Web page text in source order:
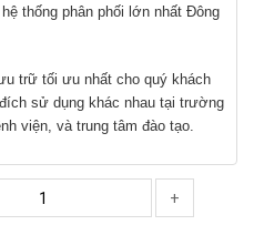
thống phân phối lớn nhất Đông
trữ tối ưu nhất cho quý khách
sử dụng khác nhau tại trường
viện, và trung tâm đào tạo.
+